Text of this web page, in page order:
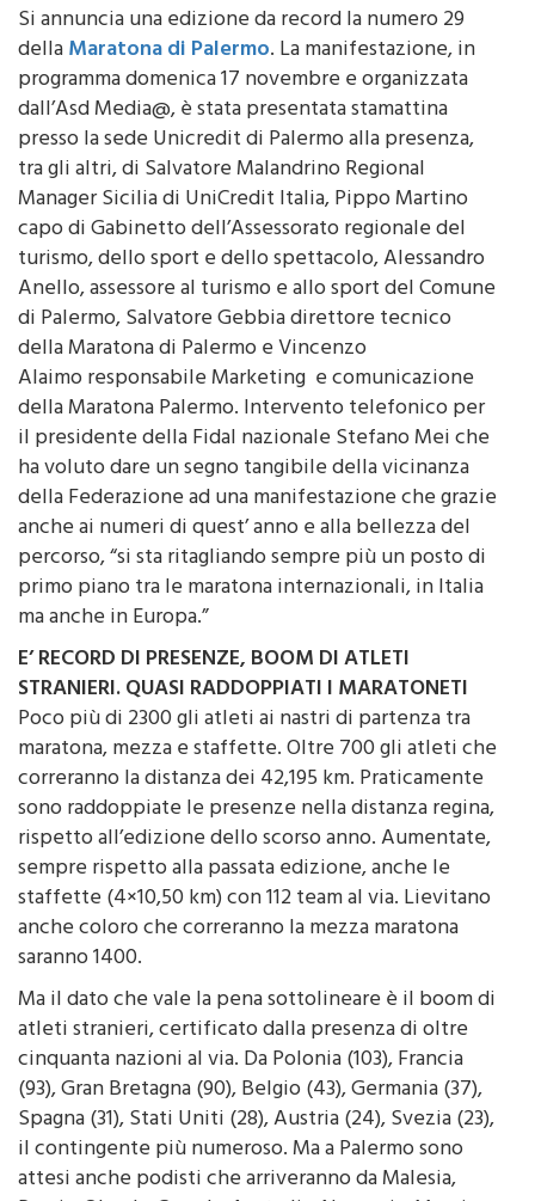
Si annuncia una edizione da record la numero 29
dellaMaratona di Palermo. La manifestazione, in
programma domenica 17 novembre e organizzata
dall’Asd Media@, è stata presentata stamattina
presso la sede Unicredit di Palermo alla presenza,
tra gli altri, di Salvatore Malandrino Regional
Manager Sicilia di UniCredit Italia, Pippo Martino
capo di Gabinetto dell’Assessorato regionale del
turismo, dello sport e dello spettacolo, Alessandro
Anello, assessore al turismo e allo sport del Comune
di Palermo, Salvatore Gebbia direttore tecnico
della Maratona di Palermo e Vincenzo
Alaimo responsabile Marketing e comunicazione
della Maratona Palermo. Intervento telefonico per
il presidente della Fidal nazionale Stefano Mei che
ha voluto dare un segno tangibile della vicinanza
della Federazione ad una manifestazione che grazie
anche ai numeri di quest’ anno e alla bellezza del
percorso, “si sta ritagliando sempre più un posto di
primo piano tra le maratona internazionali, in Italia
ma anche in Europa.”
E’ RECORD DI PRESENZE, BOOM DI ATLETI
STRANIERI. QUASI RADDOPPIATI I MARATONETI
Poco più di 2300 gli atleti ai nastri di partenza tra
maratona, mezza e staffette. Oltre 700 gli atleti che
correranno la distanza dei 42,195 km. Praticamente
sono raddoppiate le presenze nella distanza regina,
rispetto all’edizione dello scorso anno. Aumentate,
sempre rispetto alla passata edizione, anche le
staffette (4×10,50 km) con 112 team al via. Lievitano
anche coloro che correranno la mezza maratona
saranno 1400.
Ma il dato che vale la pena sottolineare è il boom di
atleti stranieri, certificato dalla presenza di oltre
cinquanta nazioni al via. Da Polonia (103), Francia
(93), Gran Bretagna (90), Belgio (43), Germania (37),
Spagna (31), Stati Uniti (28), Austria (24), Svezia (23),
il contingente più numeroso. Ma a Palermo sono
attesi anche podisti che arriveranno da Malesia,